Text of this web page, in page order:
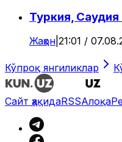
Туркия,
Жаҳон 21:01 /
Кўпроқ янгиликлар
Сайт ҳақидаRSSАлоқа